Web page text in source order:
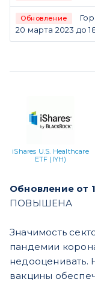
Обновление
20 марта 2023 до
iShares U.S. Healthcare
ETF (IYH)
Обновление от
ПОВЫШЕНА
Значимость
пандемии
недооценивать.
вакцины